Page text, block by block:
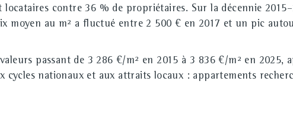
contre 36 % de propriétaires. Sur la décennie
moyen au m² a fluctué entre 2 500 € en 2017 et un pic
passant de 3 286 €/m² en 2015 à 3 836 €/m² en 2025,
cycles nationaux et aux attraits locaux : appartements